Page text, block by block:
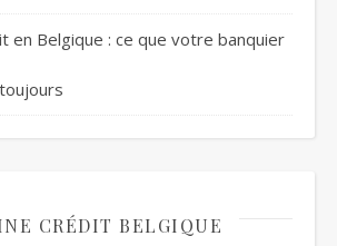
en Belgique : ce que votre banquier
CRÉDIT BELGIQUE